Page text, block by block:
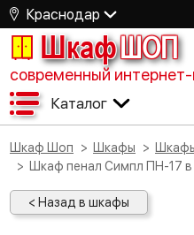
Краснодар
ШкафШОП
современный
Каталог
Шкаф Шоп Шкафы
Шкаф пенал Симпл ПН-17
< Назад в шкафы